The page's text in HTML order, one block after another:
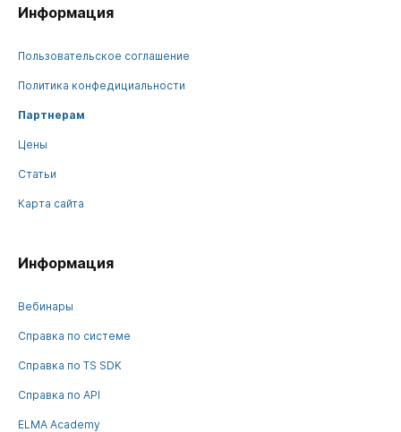
Информация
Пользовательское соглашение
Политика конфедициальности
Партнерам
Цены
Статьи
Карта сайта
Информация
Вебинары
Справка по системе
Справка по TS SDK
Справка по API
ELMA Academy